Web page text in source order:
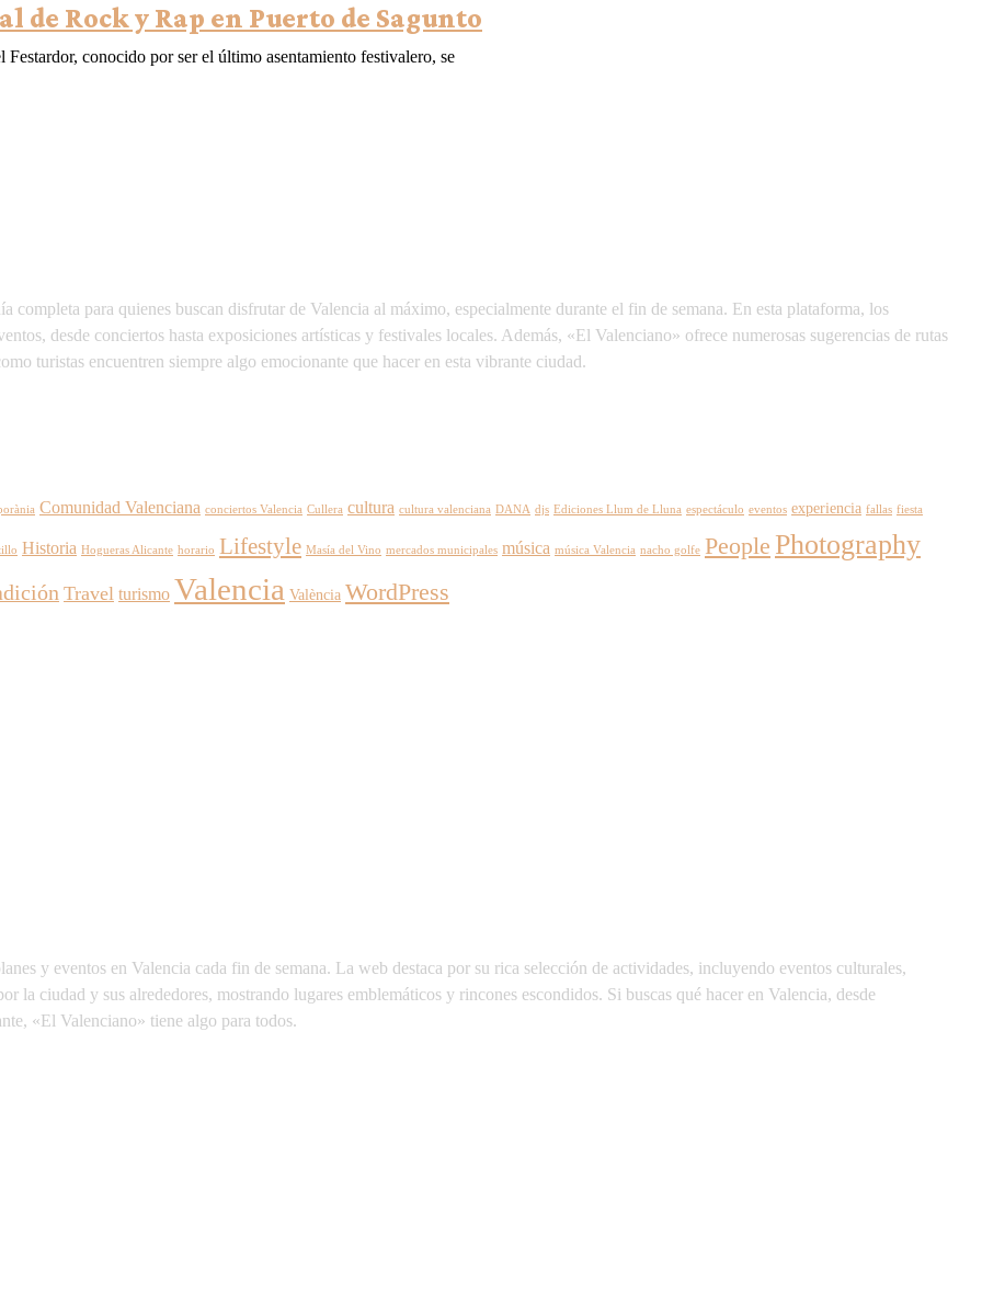
de Rock y Rap en Puerto de Sagunto
conocido por ser el último asentamiento festivalero, se
completa para quienes buscan disfrutar de Valencia al máximo, especialmente durante el fin de semana. En esta plataforma, los
desde conciertos hasta exposiciones artísticas y festivales locales. Además, «El Valenciano» ofrece numerosas sugerencias de rutas
turistas encuentren siempre algo emocionante que hacer en esta vibrante ciudad.
Comunidad Valenciana conciertos Valencia Cullera cultura cultura valenciana DANA djs Ediciones Llum de Lluna espectáculo eventos experiencia fallas fiesta
Historia Hogueras Alicante horario Lifestyle Masía del Vino mercados municipales música música Valencia nacho golfe People Photography
Travel turismo Valencia València WordPress
y eventos en Valencia cada fin de semana. La web destaca por su rica selección de actividades, incluyendo eventos culturales,
la ciudad y sus alrededores, mostrando lugares emblemáticos y rincones escondidos. Si buscas qué hacer en Valencia, desde
«El Valenciano» tiene algo para todos.